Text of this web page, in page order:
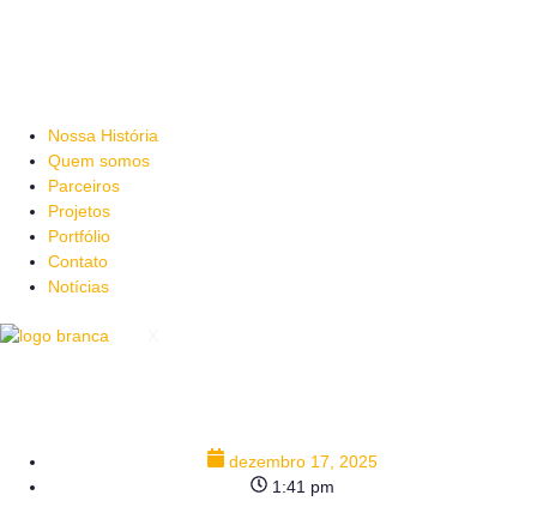
Nossa História
Quem somos
Parceiros
Projetos
Portfólio
Contato
Notícias
dezembro 17, 2025
1:41 pm